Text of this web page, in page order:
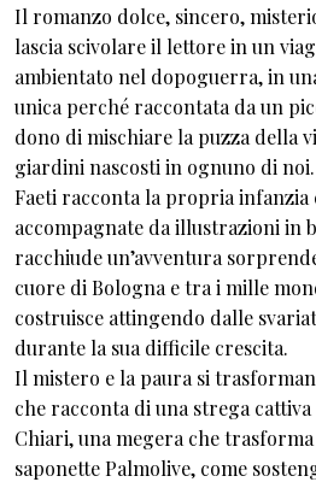
Il romanzo dolce, sincero,
lascia scivolare il lettore in un
ambientato nel dopoguerra, in
unica perché raccontata da un
dono di mischiare la puzza della
giardini nascosti in ognuno di noi.
Faeti racconta la propria infanzia
accompagnate da illustrazioni in
racchiude un’avventura
cuore di Bologna e tra i mille
costruisce attingendo dalle
durante la sua difficile crescita.
Il mistero e la paura si
che racconta di una strega cattiva
Chiari, una megera che
saponette Palmolive, come